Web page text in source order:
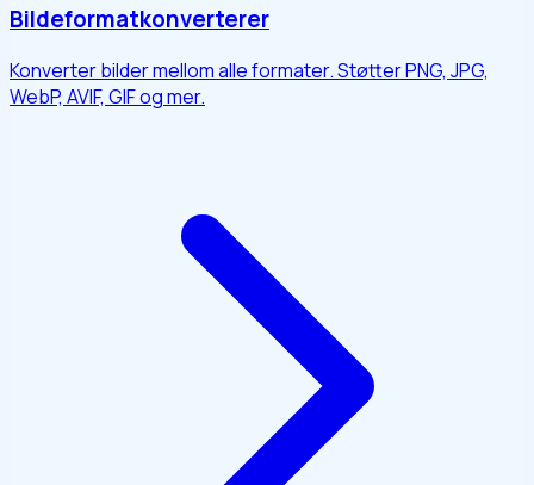
Bildeformatkonverterer
Konverter bilder mellom alle formater. Støtter PNG, JPG,
WebP, AVIF, GIF og mer.